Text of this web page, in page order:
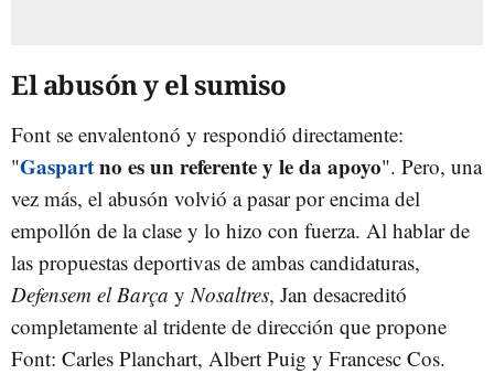
El abusón y el sumiso
Font se envalentonó y respondió directamente:
"Gaspartno es un referente y le da apoyo". Pero, una
vez más, el abusón volvió a pasar por encima del
empollón de la clase y lo hizo con fuerza. Al hablar de
las propuestas deportivas de ambas candidaturas,
Defensem el Barça yNosaltres, Jan desacreditó
completamente al tridente de dirección que propone
Font: Carles Planchart, Albert Puig y Francesc Cos.